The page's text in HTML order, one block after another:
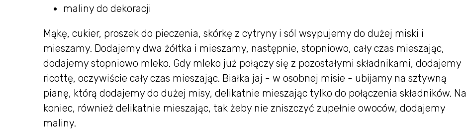
maliny do dekoracji
Mąkę, cukier, proszek do pieczenia, skórkę z cytryny i sól wsypujemy do dużej miski i
mieszamy. Dodajemy dwa żółtka i mieszamy, następnie, stopniowo, cały czas mieszając,
dodajemy stopniowo mleko. Gdy mleko już połączy się z pozostałymi składnikami, dodajemy
ricottę, oczywiście cały czas mieszając. Białka jaj - w osobnej misie - ubijamy na sztywną
pianę, którą dodajemy do dużej misy, delikatnie mieszając tylko do połączenia składników. Na
koniec, również delikatnie mieszając, tak żeby nie zniszczyć zupełnie owoców, dodajemy
maliny.